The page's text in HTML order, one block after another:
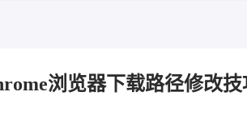
浏览器下载路径修改技